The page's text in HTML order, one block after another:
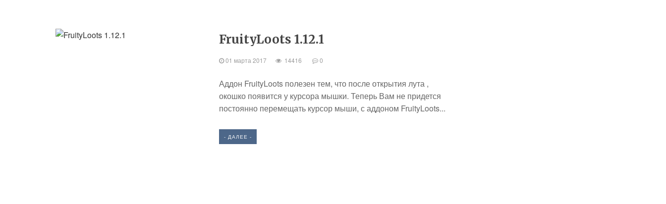
FruityLoots 1.12.1
01 марта 2017 14416 0
Аддон FruityLoots полезен тем, что после открытия лута ,
окошко появится у курсора мышки. Теперь Вам не придется
постоянно перемещать курсор мыши, с аддоном FruityLoots...
- ДАЛЕЕ -